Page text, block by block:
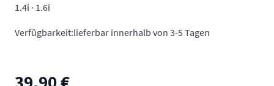
1.4i · 1.6i
Verfügbarkeit:lieferbar innerhalb von 3-5 Tagen